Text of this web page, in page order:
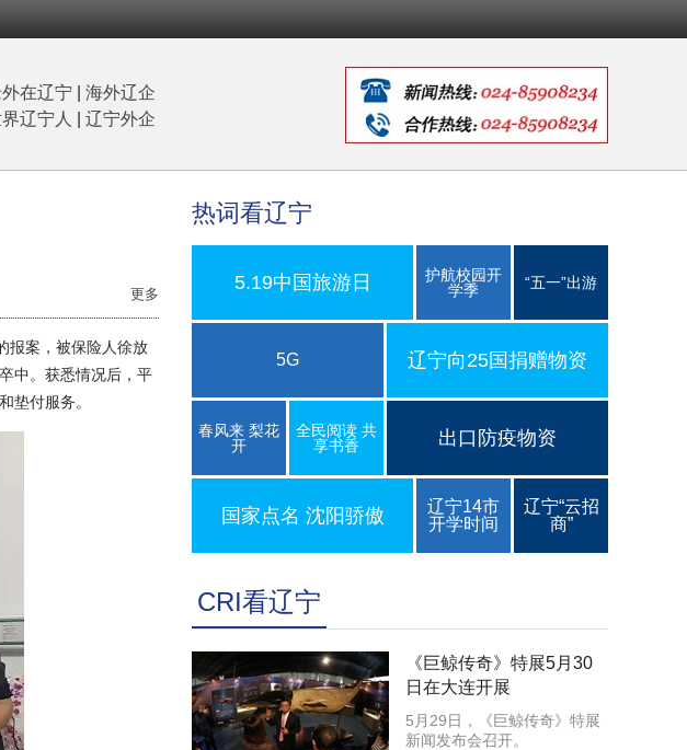
在辽宁
海外辽企
辽宁人 辽宁外企
更多
案，被保险人徐放
中。获悉情况后，平
垫付服务。
热词看辽宁
5.19中国旅游日
护航校园开
学季
“五一”出游
5G 辽宁向25国捐赠物资
春风来 梨花
开
全民阅读 共
享书香
出口防疫物资
国家点名 沈阳骄傲
辽宁14市
开学时间
辽宁“云招
商”
CRI看辽宁
《巨鲸传奇》特展5月30
日在大连开展
5月29日，《巨鲸传奇》特展
新闻发布会召开。